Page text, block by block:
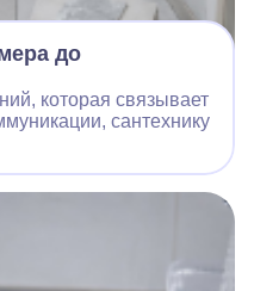
до
которая связывает
сантехнику